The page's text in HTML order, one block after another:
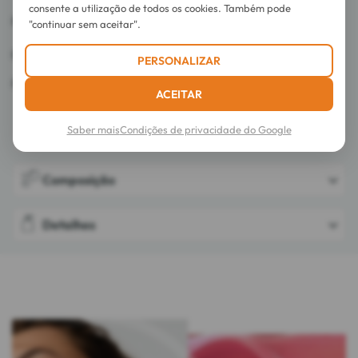
Resultado: a pele fica limpa e purificada.
pH fisiológico. Não comedogénico.
Fabricado em França.
Modo de utilização
Composição
Detalhes
consente a utilização de todos os cookies. Também pode
"continuar sem aceitar".
PERSONALIZAR
ACEITAR
Saber maisCondições de privacidade do Google